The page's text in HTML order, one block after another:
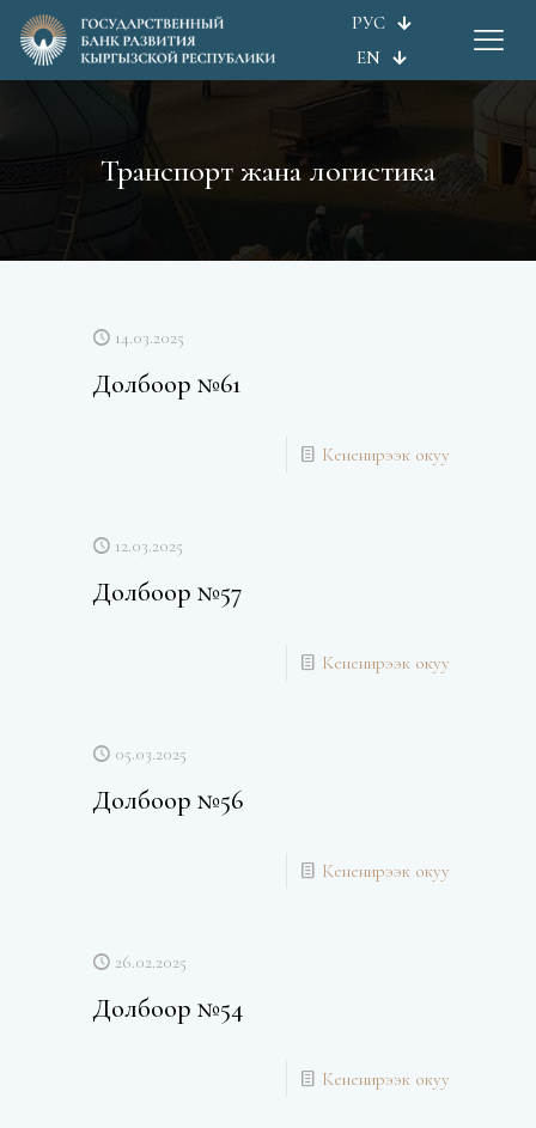
РУС
EN
Транспорт жана логистика
14.03.2025
Долбоор №61
Кененирээк окуу
12.03.2025
Долбоор №57
Кененирээк окуу
05.03.2025
Долбоор №56
Кененирээк окуу
26.02.2025
Долбоор №54
Кененирээк окуу